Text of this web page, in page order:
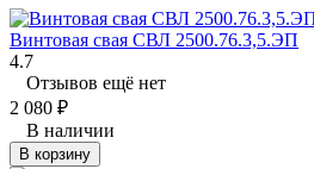
Винтовая свая СВЛ 2500.76.3,5.ЭП
4.7
Отзывов ещё нет
2 080 ₽
В наличии
В корзину